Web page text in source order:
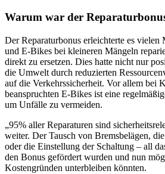
Warum war der
Der Reparaturbonus erleichterte es vielen
und E-Bikes bei kleineren Mängeln
direkt zu ersetzen. Dies hatte nicht nur
die Umwelt durch reduzierten
auf die Verkehrssicherheit. Vor allem bei
beanspruchten E-Bikes ist eine
um Unfälle zu vermeiden.
„95% aller Reparaturen sind
weiter. Der Tausch von Bremsbelägen,
oder die Einstellung der Schaltung – all
den Bonus gefördert wurden und nun
Kostengründen unterbleiben könnten.